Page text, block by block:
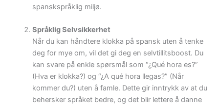
spanskspråklig miljø.
Språklig Selvsikkerhet
Når du kan håndtere klokka på spansk uten å tenke
deg for mye om, vil det gi deg en selvtillitsboost. Du
kan svare på enkle spørsmål som “¿Qué hora es?”
(Hva er klokka?) og “¿A qué hora llegas?” (Når
kommer du?) uten å famle. Dette gir inntrykk av at du
behersker språket bedre, og det blir lettere å danne